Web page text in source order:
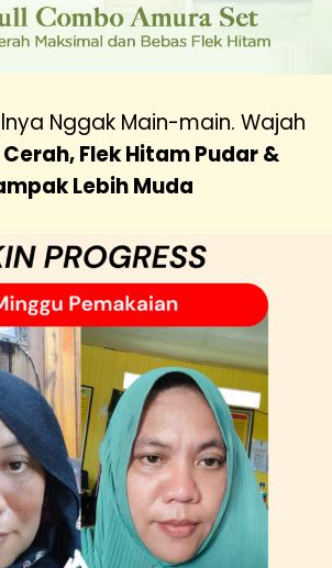
Nggak Main-main. Wajah
Flek Hitam Pudar &
Lebih Muda